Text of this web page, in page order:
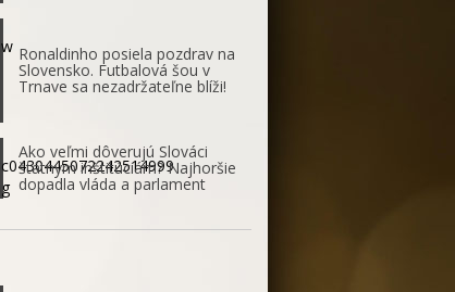
Ronaldinho posiela pozdrav na
Slovensko. Futbalová šou v
Trnave sa nezadržateľne blíži!
Ako veľmi dôverujú Slováci
štátnym inštitúciám? Najhoršie
dopadla vláda a parlament